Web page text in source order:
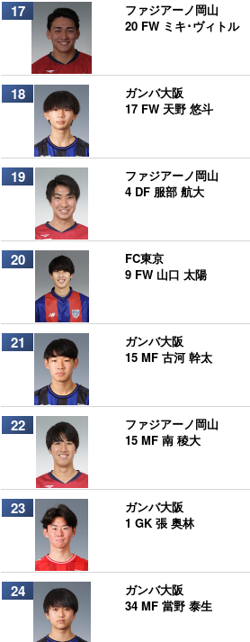
17
ファジアーノ岡山
20 FW ミキ･ヴィトル
18
ガンバ大阪
17 FW 天野 悠斗
19
ファジアーノ岡山
4 DF 服部 航大
20
FC東京
9 FW 山口 太陽
21
ガンバ大阪
15 MF 古河 幹太
22
ファジアーノ岡山
15 MF 南 稜大
23
ガンバ大阪
1 GK 張 奥林
24
ガンバ大阪
34 MF 當野 泰生